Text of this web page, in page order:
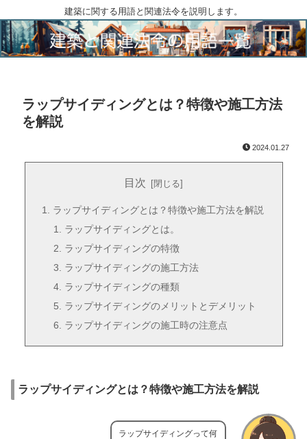
建築に関する用語と関連法令を説明します。
ラップサイディングとは？特徴や施工方法
を解説
2024.01.27
目次
ラップサイディングとは？特徴や施工方法を解説
ラップサイディングとは。
ラップサイディングの特徴
ラップサイディングの施工方法
ラップサイディングの種類
ラップサイディングのメリットとデメリット
ラップサイディングの施工時の注意点
ラップサイディングとは？特徴や施工方法を解説
ラップサイディングって何